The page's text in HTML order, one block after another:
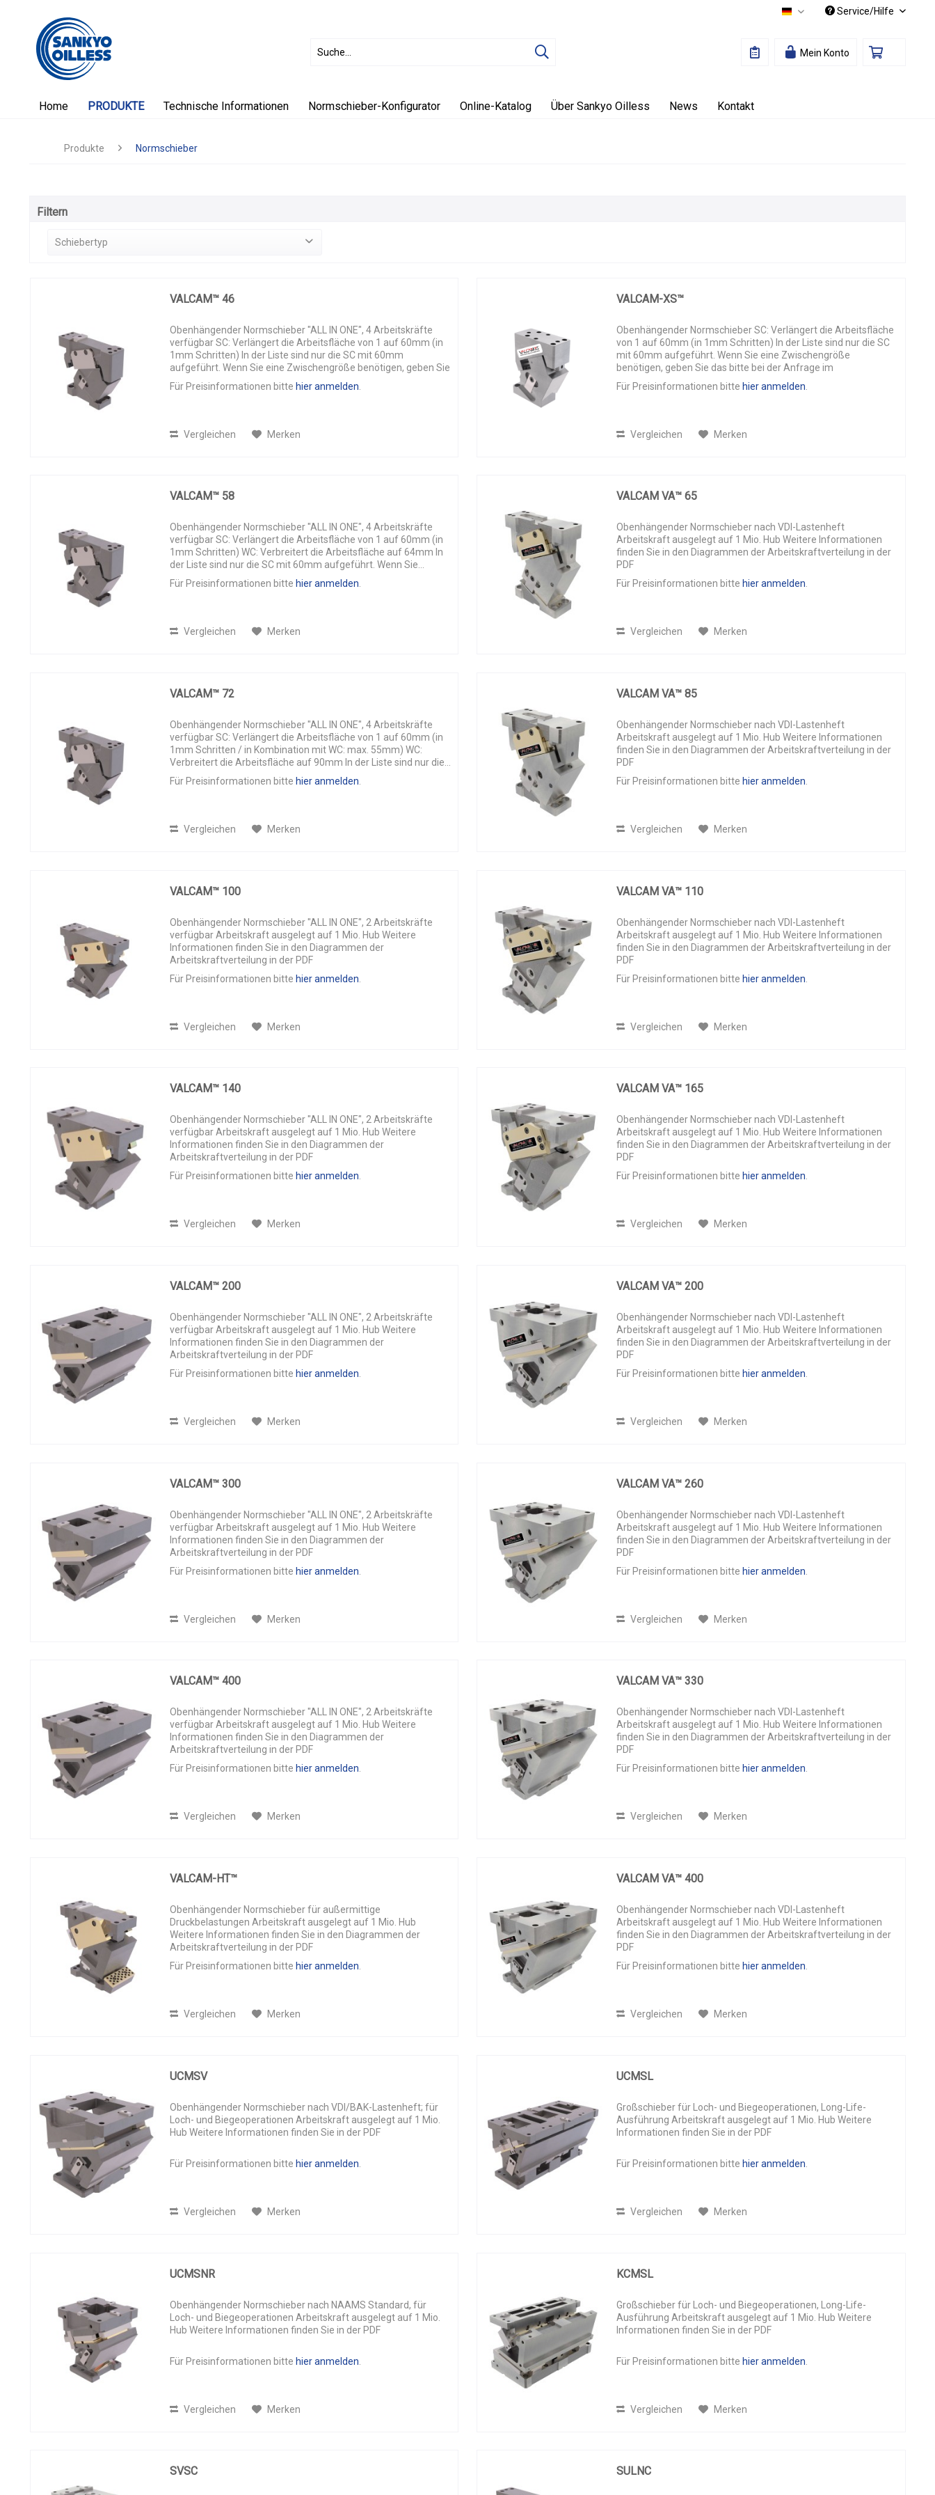
Deutsch Service/Hilfe
Mein Konto
Home PRODUKTE Technische Informationen Normschieber-Konfigurator Online-Katalog Über Sankyo Oilless News Kontakt
Produkte Normschieber
Filtern
Schiebertyp
VALCAM™ 46
Obenhängender Normschieber "ALL IN ONE", 4 Arbeitskräfte
verfügbar SC: Verlängert die Arbeitsfläche von 1 auf 60mm (in
1mm Schritten) In der Liste sind nur die SC mit 60mm
aufgeführt. Wenn Sie eine Zwischengröße benötigen, geben Sie
das...
Für Preisinformationen bitte hier anmelden
Vergleichen Merken
VALCAM-XS™
Obenhängender Normschieber SC: Verlängert die Arbeitsfläche
von 1 auf 60mm (in 1mm Schritten) In der Liste sind nur die SC
mit 60mm aufgeführt. Wenn Sie eine Zwischengröße
benötigen, geben Sie das bitte bei der Anfrage im
Kommentarfeld...
Für Preisinformationen bittehier anmelden
Vergleichen Merken
VALCAM™ 58
Obenhängender Normschieber "ALL IN ONE", 4 Arbeitskräfte
verfügbar SC: Verlängert die Arbeitsfläche von 1 auf 60mm (in
1mm Schritten) WC: Verbreitert die Arbeitsfläche auf 64mm In
der Liste sind nur die SC mit 60mm aufgeführt. Wenn Sie...
Für Preisinformationen bitte hier anmelden.
Vergleichen Merken
VALCAM VA™ 65
Obenhängender Normschieber nach VDI-Lastenheft
Arbeitskraft ausgelegt auf 1 Mio. Hub Weitere Informationen
finden Sie in den Diagrammen der Arbeitskraftverteilung in der
PDF
Für Preisinformationen bitte hier anmelden.
Vergleichen Merken
VALCAM™ 72
Obenhängender Normschieber "ALL IN ONE", 4 Arbeitskräfte
verfügbar SC: Verlängert die Arbeitsfläche von 1 auf 60mm (in
1mm Schritten / in Kombination mit WC: max. 55mm) WC:
Verbreitert die Arbeitsfläche auf 90mm In der Liste sind nur die...
Für Preisinformationen bitte hier anmelden
Vergleichen Merken
VALCAM VA™ 85
Obenhängender Normschieber nach VDI-Lastenheft
Arbeitskraft ausgelegt auf 1 Mio. Hub Weitere Informationen
finden Sie in den Diagrammen der Arbeitskraftverteilung in der
PDF
Für Preisinformationen bitte hier anmelden
Vergleichen Merken
VALCAM™ 100
Obenhängender Normschieber "ALL IN ONE", 2 Arbeitskräfte
verfügbar Arbeitskraft ausgelegt auf 1 Mio. Hub Weitere
Informationen finden Sie in den Diagrammen der
Arbeitskraftverteilung in der PDF
Für Preisinformationen bitte hier anmelden
Vergleichen Merken
VALCAM VA™ 110
Obenhängender Normschieber nach VDI-Lastenheft
Arbeitskraft ausgelegt auf 1 Mio. Hub Weitere Informationen
finden Sie in den Diagrammen der Arbeitskraftverteilung in der
PDF
Für Preisinformationen bitte hier anmelden
Vergleichen Merken
VALCAM™ 140
Obenhängender Normschieber "ALL IN ONE", 2 Arbeitskräfte
verfügbar Arbeitskraft ausgelegt auf 1 Mio. Hub Weitere
Informationen finden Sie in den Diagrammen der
Arbeitskraftverteilung in der PDF
Für Preisinformationen bitte hier anmelden.
Vergleichen Merken
VALCAM VA™ 165
Obenhängender Normschieber nach VDI-Lastenheft
Arbeitskraft ausgelegt auf 1 Mio. Hub Weitere Informationen
finden Sie in den Diagrammen der Arbeitskraftverteilung in der
PDF
Für Preisinformationen bitte hier anmelden.
Vergleichen Merken
VALCAM™ 200
Obenhängender Normschieber "ALL IN ONE", 2 Arbeitskräfte
verfügbar Arbeitskraft ausgelegt auf 1 Mio. Hub Weitere
Informationen finden Sie in den Diagrammen der
Arbeitskraftverteilung in der PDF
Für Preisinformationen bitte hier anmelden
Vergleichen Merken
VALCAM VA™ 200
Obenhängender Normschieber nach VDI-Lastenheft
Arbeitskraft ausgelegt auf 1 Mio. Hub Weitere Informationen
finden Sie in den Diagrammen der Arbeitskraftverteilung in der
PDF
Für Preisinformationen bitte hier anmelden
Vergleichen Merken
VALCAM™ 300
Obenhängender Normschieber "ALL IN ONE", 2 Arbeitskräfte
verfügbar Arbeitskraft ausgelegt auf 1 Mio. Hub Weitere
Informationen finden Sie in den Diagrammen der
Arbeitskraftverteilung in der PDF
Für Preisinformationen bitte hier anmelden
Vergleichen Merken
VALCAM VA™ 260
Obenhängender Normschieber nach VDI-Lastenheft
Arbeitskraft ausgelegt auf 1 Mio. Hub Weitere Informationen
finden Sie in den Diagrammen der Arbeitskraftverteilung in der
PDF
Für Preisinformationen bitte hier anmelden
Vergleichen Merken
VALCAM™ 400
Obenhängender Normschieber "ALL IN ONE", 2 Arbeitskräfte
verfügbar Arbeitskraft ausgelegt auf 1 Mio. Hub Weitere
Informationen finden Sie in den Diagrammen der
Arbeitskraftverteilung in der PDF
Für Preisinformationen bitte hier anmelden.
Vergleichen Merken
VALCAM VA™ 330
Obenhängender Normschieber nach VDI-Lastenheft
Arbeitskraft ausgelegt auf 1 Mio. Hub Weitere Informationen
finden Sie in den Diagrammen der Arbeitskraftverteilung in der
PDF
Für Preisinformationen bitte hier anmelden.
Vergleichen Merken
VALCAM-HT™
Obenhängender Normschieber für außermittige
Druckbelastungen Arbeitskraft ausgelegt auf 1 Mio. Hub
Weitere Informationen finden Sie in den Diagrammen der
Arbeitskraftverteilung in der PDF
Für Preisinformationen bitte hier anmelden
Vergleichen Merken
VALCAM VA™ 400
Obenhängender Normschieber nach VDI-Lastenheft
Arbeitskraft ausgelegt auf 1 Mio. Hub Weitere Informationen
finden Sie in den Diagrammen der Arbeitskraftverteilung in der
PDF
Für Preisinformationen bitte hier anmelden
Vergleichen Merken
UCMSV
Obenhängender Normschieber nach VDI/BAK-Lastenheft; für
Loch- und Biegeoperationen Arbeitskraft ausgelegt auf 1 Mio.
Hub Weitere Informationen finden Sie in der PDF
Für Preisinformationen bitte hier anmelden
Vergleichen Merken
UCMSL
Großschieber für Loch- und Biegeoperationen, Long-Life-
Ausführung Arbeitskraft ausgelegt auf 1 Mio. Hub Weitere
Informationen finden Sie in der PDF
Für Preisinformationen bitte hier anmelden
Vergleichen Merken
UCMSNR
Obenhängender Normschieber nach NAAMS Standard, für
Loch- und Biegeoperationen Arbeitskraft ausgelegt auf 1 Mio.
Hub Weitere Informationen finden Sie in der PDF
Für Preisinformationen bitte hier anmelden
Vergleichen Merken
KCMSL
Großschieber für Loch- und Biegeoperationen, Long-Life-
Ausführung Arbeitskraft ausgelegt auf 1 Mio. Hub Weitere
Informationen finden Sie in der PDF
Für Preisinformationen bittehier anmelden
Vergleichen Merken
SVSC SULNC